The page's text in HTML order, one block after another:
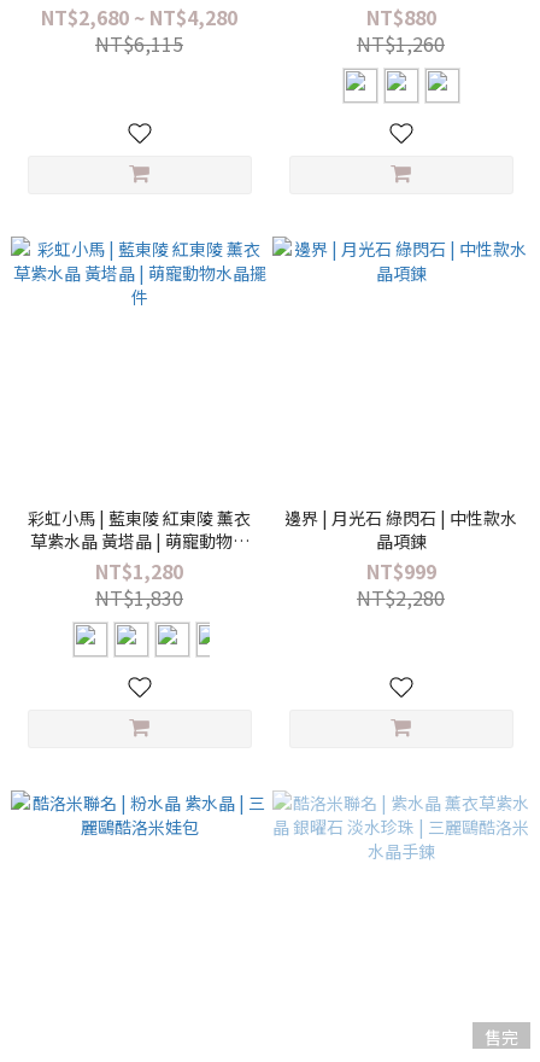
NT$2,680 ~ NT$4,280
NT$6,115
NT$880
NT$1,260
彩虹小馬 | 藍東陵 紅東陵 薰衣
草紫水晶 黃塔晶 | 萌寵動物水
晶擺件
NT$1,280
NT$1,830
邊界 | 月光石 綠閃石 | 中性款水
晶項鍊
NT$999
NT$2,280
售完